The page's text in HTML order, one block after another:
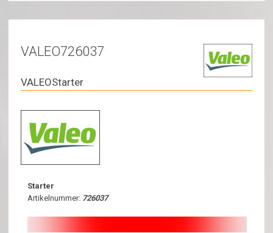
VALEO726037
VALEOStarter
Starter
Artikelnummer: 726037